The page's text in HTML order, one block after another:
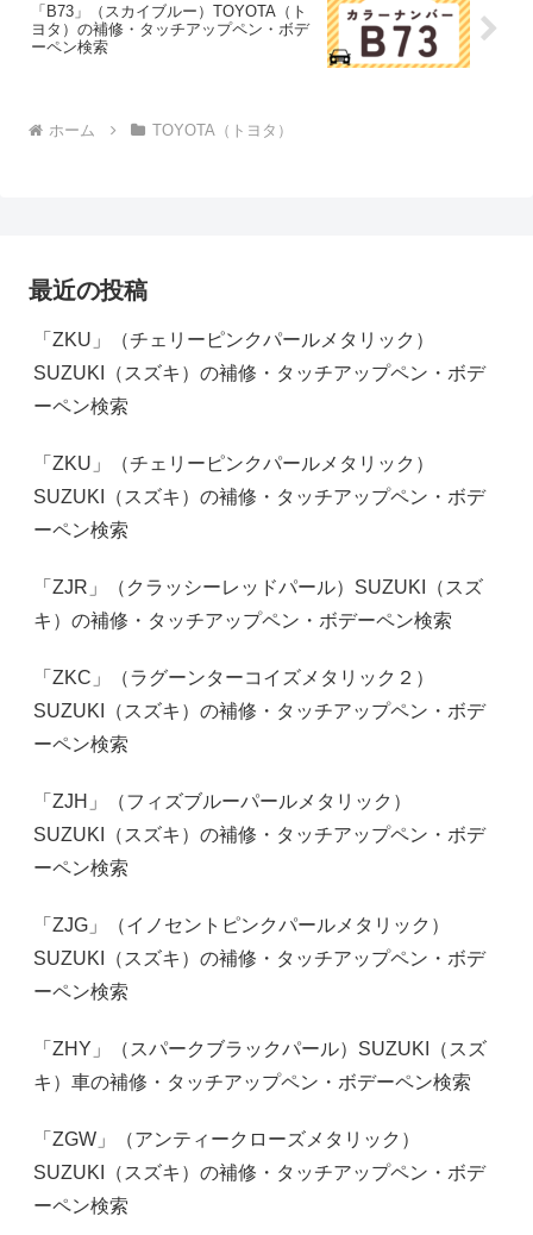
「B73」（スカイブルー）TOYOTA（ト
ヨタ）の補修・タッチアップペン・ボデ
ーペン検索
ホーム TOYOTA（トヨタ）
最近の投稿
「ZKU」（チェリーピンクパールメタリック）
SUZUKI（スズキ）の補修・タッチアップペン・ボデ
ーペン検索
「ZKU」（チェリーピンクパールメタリック）
SUZUKI（スズキ）の補修・タッチアップペン・ボデ
ーペン検索
「ZJR」（クラッシーレッドパール）SUZUKI（スズ
キ）の補修・タッチアップペン・ボデーペン検索
「ZKC」（ラグーンターコイズメタリック２）
SUZUKI（スズキ）の補修・タッチアップペン・ボデ
ーペン検索
「ZJH」（フィズブルーパールメタリック）
SUZUKI（スズキ）の補修・タッチアップペン・ボデ
ーペン検索
「ZJG」（イノセントピンクパールメタリック）
SUZUKI（スズキ）の補修・タッチアップペン・ボデ
ーペン検索
「ZHY」（スパークブラックパール）SUZUKI（スズ
キ）車の補修・タッチアップペン・ボデーペン検索
「ZGW」（アンティークローズメタリック）
SUZUKI（スズキ）の補修・タッチアップペン・ボデ
ーペン検索